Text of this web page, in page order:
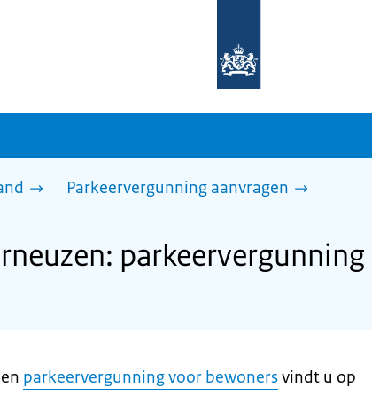
homepage
sdg.rijksoverheid.nl
Parkeervergunning aanvragen
parkeervergunning voor bewonersvindt u op